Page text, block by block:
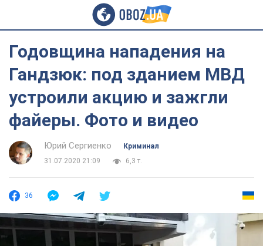
Годовщина нападения на
Гандзюк: под зданием МВД
устроили акцию и зажгли
файеры. Фото и видео
Юрий Сергиенко
Криминал
31.07.2020 21:09
6,3 т.
36